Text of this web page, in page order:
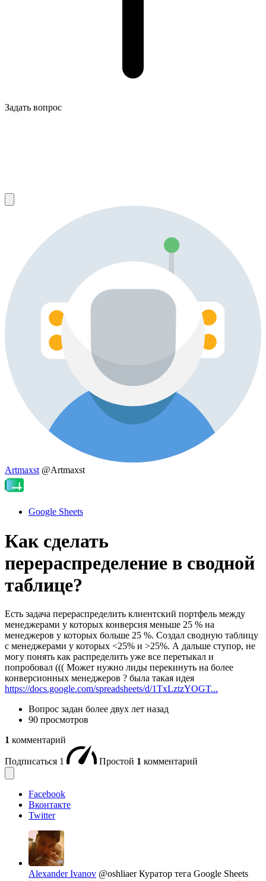
Задать вопрос
Artmaxst @Artmaxst
Google Sheets
Как сделать
перераспределение в сводной
таблице?
Есть задача перераспределить клиентский портфель между
менеджерами у которых конверсия меньше 25 % на
менеджеров у которых больше 25 %. Создал сводную таблицу
с менеджерами у которых <25% и >25%. А дальше ступор, не
могу понять как распределить уже все перетыкал и
попробовал ((( Может нужно лиды перекинуть на более
конверсионных менеджеров ? была такая идея
https://docs.google.com/spreadsheets/d/1TxLztzYOGT...
Вопрос задан более двух лет назад
90 просмотров
1 комментарий
Подписаться 1 Простой 1 комментарий
Facebook
Вконтакте
Twitter
Alexander Ivanov @oshliaerКуратор тега Google Sheets